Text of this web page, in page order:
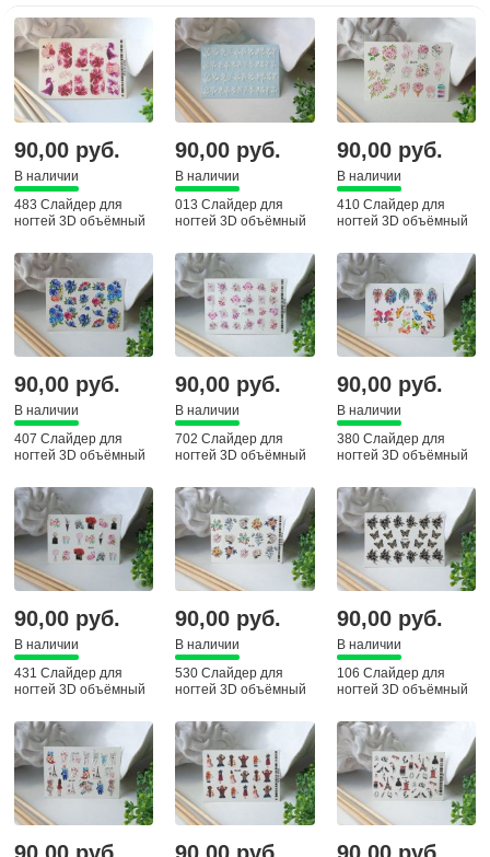
90,00 руб.
В наличии
483 Слайдер для
ногтей 3D объёмный
90,00 руб.
В наличии
013 Слайдер для
ногтей 3D объёмный
90,00 руб.
В наличии
410 Слайдер для
ногтей 3D объёмный
90,00 руб.
В наличии
407 Слайдер для
ногтей 3D объёмный
90,00 руб.
В наличии
702 Слайдер для
ногтей 3D объёмный
90,00 руб.
В наличии
380 Слайдер для
ногтей 3D объёмный
90,00 руб.
В наличии
431 Слайдер для
ногтей 3D объёмный
90,00 руб.
В наличии
530 Слайдер для
ногтей 3D объёмный
90,00 руб.
В наличии
106 Слайдер для
ногтей 3D объёмный